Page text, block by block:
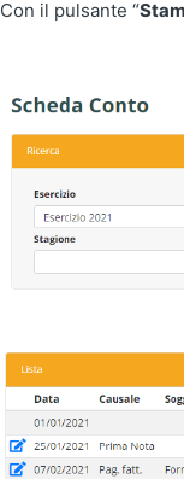
Con il pulsante “